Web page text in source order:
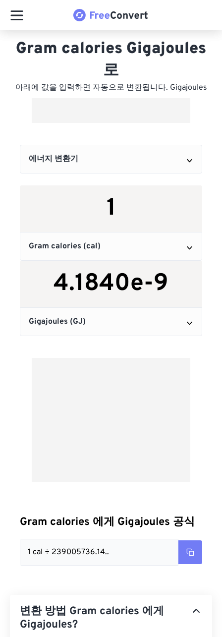
Gram calories Gigajoules
로
아래에 값을 입력하면 자동으로 변환됩니다. Gigajoules
Gram calories 에게 Gigajoules 공식
1 cal ÷ 239005736.14..
변환 방법 Gram calories 에게
Gigajoules?